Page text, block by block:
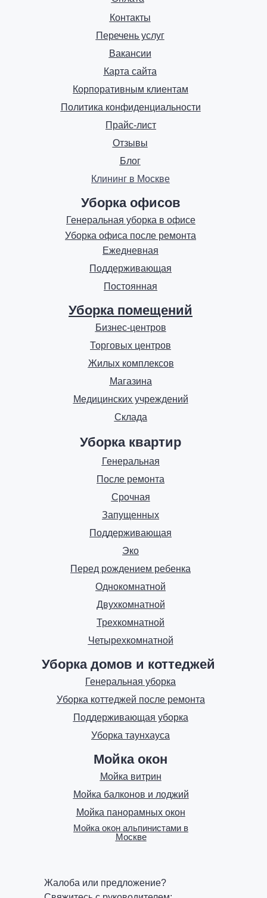
Уборка квартир
Четырехкомнатной
Трехкомнатной
Однокомнатной
Двухкомнатной
Поддерживающая
Генеральная
Эко
Срочная
Запущенных
Перед рождением ребенка
После ремонта
Уборка домов и коттеджей
Поддерживающая уборка
Генеральная уборка
Уборка таунхауса
Уборка коттеджей после ремонта
Уборка офисов
Поддерживающая
Генеральная уборка в офисе
Постоянная
Ежедневная
Уборка офиса после ремонта
Мойка окон
Мойка балконов и лоджий
Мойка панорамных окон
Мойка витрин
Контакты
Перечень услуг
Политика конфиденциальности
Мойка окон альпинистами в
Москве
Карта сайта
Уборка помещений
Магазина
Склада
Вакансии
Корпоративным клиентам
Прайс-лист
Бизнес-центров
Торговых центров
Жилых комплексов
Медицинских учреждений
Отзывы
Блог
Клининг в Москве
Жалоба или предложение?